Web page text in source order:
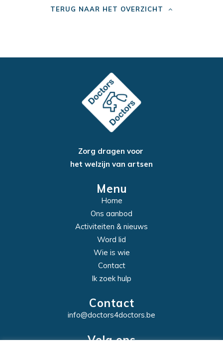
TERUG NAAR HET OVERZICHT
Zorg dragen voor
het welzijn van artsen
Menu
Home
Ons aanbod
Activiteiten & nieuws
Word lid
Wie is wie
Contact
Ik zoek hulp
Contact
info@doctors4doctors.be
Volg ons